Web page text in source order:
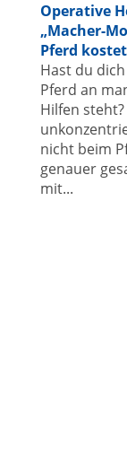
Operative
„Macher-
Pferd kostet
Hast du
Pferd an
Hilfen
nicht beim
genauer
mit...